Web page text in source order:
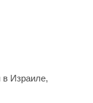
в Израиле,